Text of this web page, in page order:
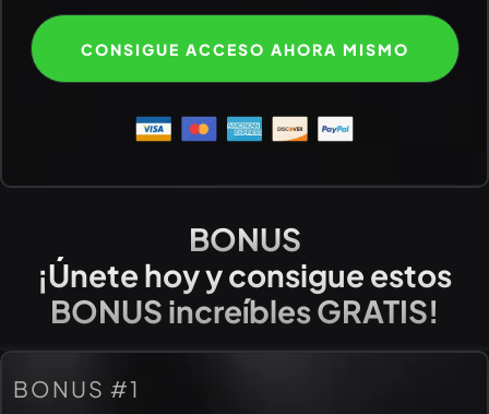
CONSIGUE ACCESO AHORA MISMO
BONUS
¡Únete hoy y consigue estos
BONUS increíbles GRATIS!
BONUS #1